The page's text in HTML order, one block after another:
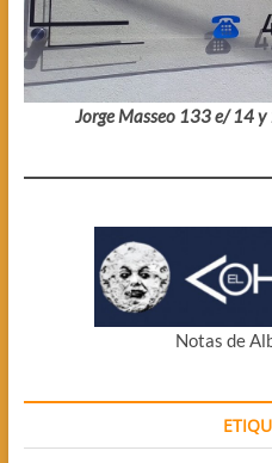
Jorge Masseo 133 e/ 14
Notas de